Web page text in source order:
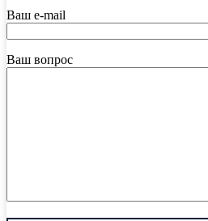
Ваш e-mail
Ваш вопрос